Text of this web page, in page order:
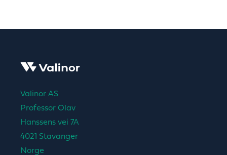
Valinor AS
Professor Olav
Hanssens vei 7A
4021 Stavanger
Norge